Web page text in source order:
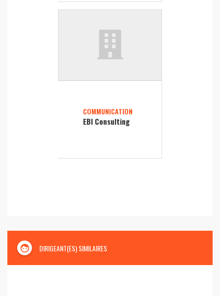
COMMUNICATION
EBI Consulting
face DIRIGEANT(ES) SIMILAIRES